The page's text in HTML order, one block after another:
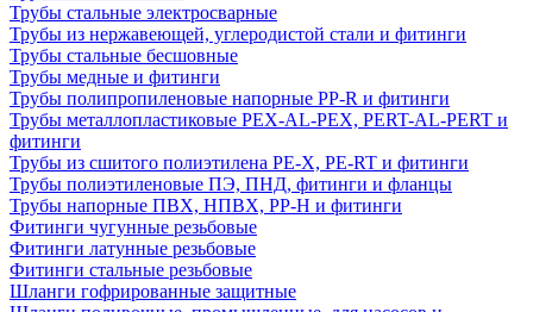
Трубы стальные электросварные
Трубы из нержавеющей, углеродистой стали и фитинги
Трубы стальные бесшовные
Трубы медные и фитинги
Трубы полипропиленовые напорные PP-R и фитинги
Трубы металлопластиковые PEX-AL-PEX, PERT-AL-PERT и
фитинги
Трубы из сшитого полиэтилена PE-X, PE-RT и фитинги
Трубы полиэтиленовые ПЭ, ПНД, фитинги и фланцы
Трубы напорные ПВХ, НПВХ, PP-H и фитинги
Фитинги чугунные резьбовые
Фитинги латунные резьбовые
Фитинги стальные резьбовые
Шланги гофрированные защитные